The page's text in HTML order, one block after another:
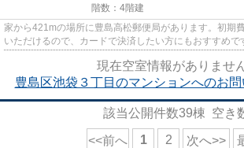
階数：4階建
家から421mの場所に豊島高松郵便局があります。初期
いただけるので、カードで決済したい方にもおすすめで
現在空室情報がありません
豊島区池袋３丁目のマンションへのお
該当公開件数39棟 空き
<<前へ 1 2 次へ>>